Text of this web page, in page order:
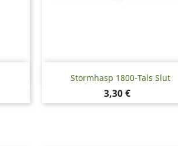
Stormhasp 1800-Tals Slut
Pris
3,30 €
Snabbvy